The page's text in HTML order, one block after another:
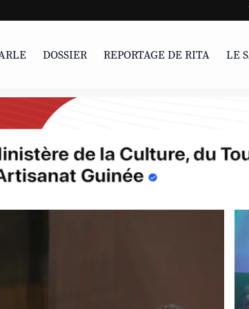
UNESCO |
DOSSIER REPORTAGE DE RITA LE